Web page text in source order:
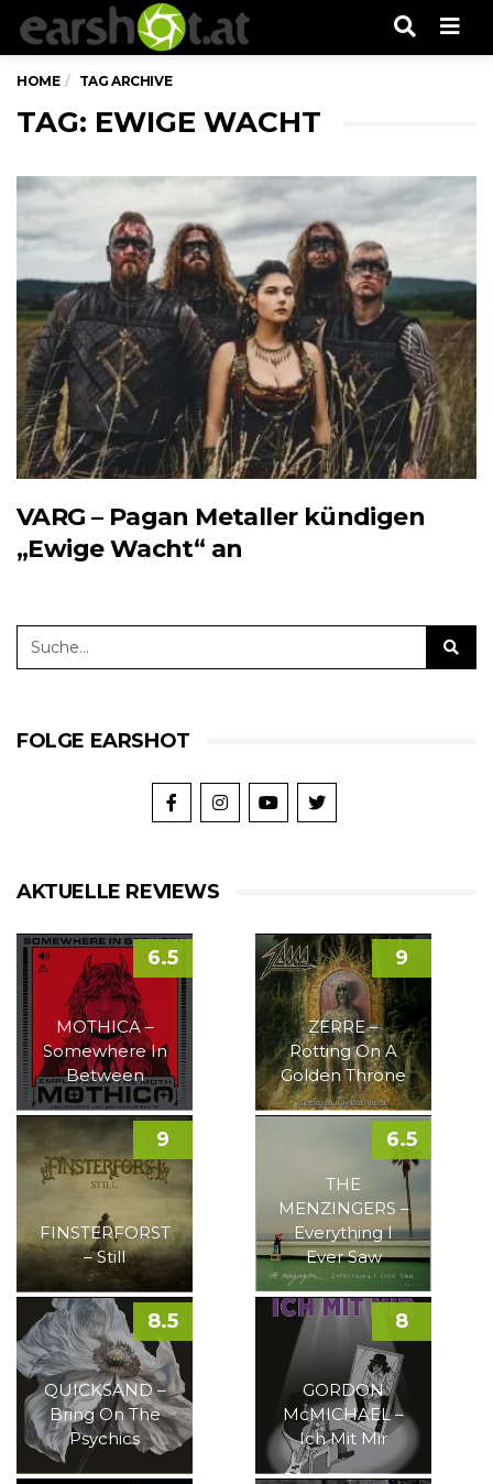
HOME TAG ARCHIVE
TAG: EWIGE WACHT
VARG – Pagan Metaller kündigen
„Ewige Wacht“ an
FOLGE EARSHOT
AKTUELLE REVIEWS
MOTHICA –
Somewhere In
Between
6.5
ZERRE –
Rotting On A
Golden Throne
9
FINSTERFORST
– Still
9
THE
MENZINGERS –
Everything I
Ever Saw
6.5
QUICKSAND –
Bring On The
Psychics
8.5
GORDON
McMICHAEL –
Ich Mit Mir
8